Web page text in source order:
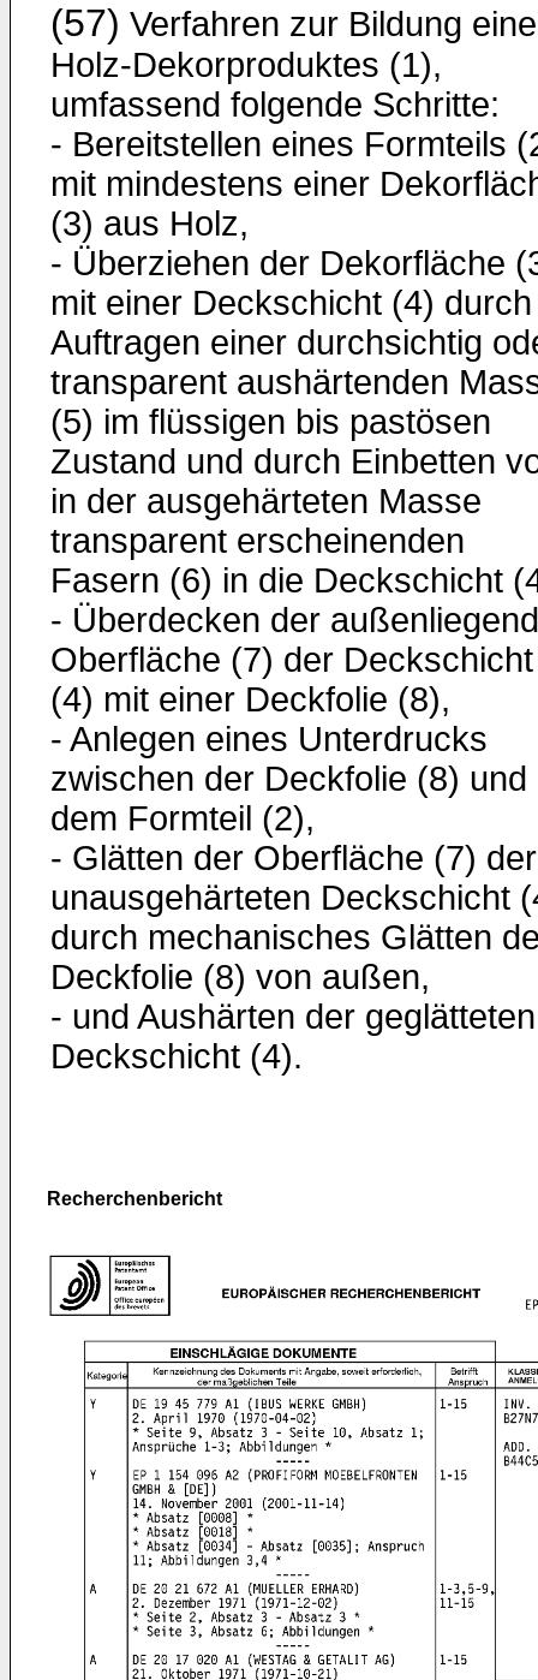
(57) Verfahren zur Bildung
Holz-Dekorproduktes (1),
umfassend folgende Schritte:
- Bereitstellen eines Formteils
mit mindestens einer
(3) aus Holz,
- Überziehen der Dekorfläche
mit einer Deckschicht (4) durch
Auftragen einer durchsichtig
transparent aushärtenden
(5) im flüssigen bis pastösen
Zustand und durch Einbetten
in der ausgehärteten Masse
transparent erscheinenden
Fasern (6) in die Deckschicht
- Überdecken der
Oberfläche (7) der Deckschicht
(4) mit einer Deckfolie (8),
- Anlegen eines Unterdrucks
zwischen der Deckfolie (8) und
dem Formteil (2),
- Glätten der Oberfläche (7) der
unausgehärteten Deckschicht
durch mechanisches Glätten
Deckfolie (8) von außen,
- und Aushärten der geglätteten
Deckschicht (4).
Recherchenbericht